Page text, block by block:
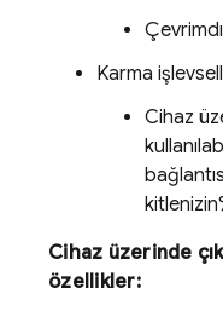
Karma
Cihaz
Cihaz üzerinde
özellikler: